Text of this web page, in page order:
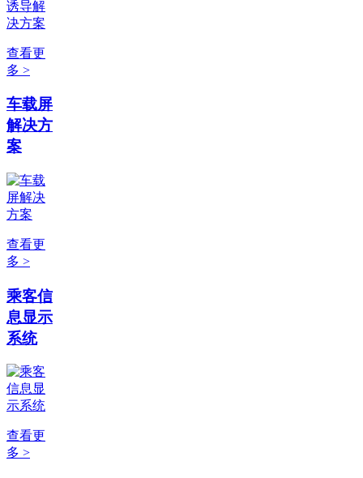
查看更
多 >
车载屏
解决方
案
查看更
多 >
乘客信
息显示
系统
查看更
多 >